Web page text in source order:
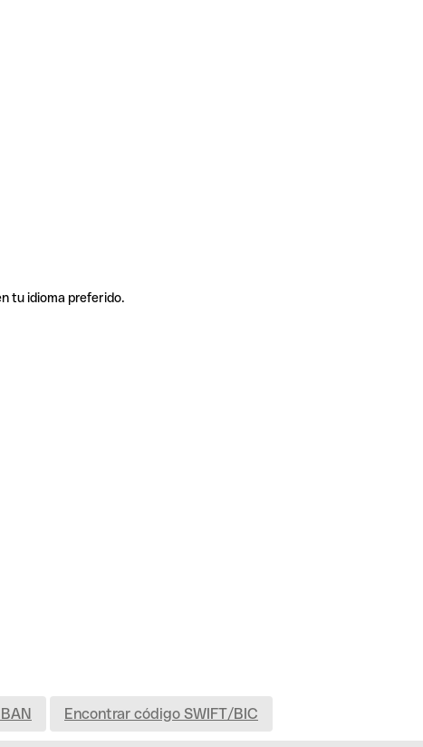
tu idioma preferido.
Encontrar código SWIFT/BIC